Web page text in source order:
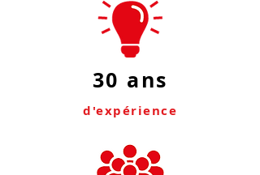
30 ans
d'expérience